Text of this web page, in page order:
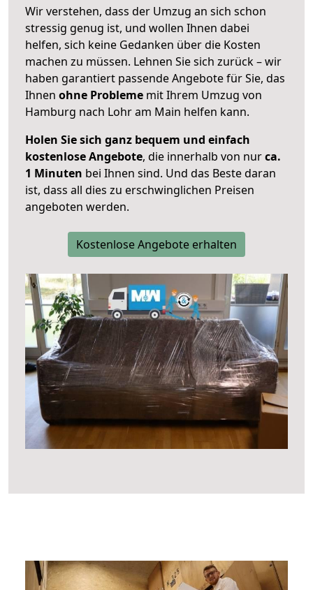
Wir verstehen, dass der Umzug an sich schon
stressig genug ist, und wollen Ihnen dabei
helfen, sich keine Gedanken über die Kosten
machen zu müssen. Lehnen Sie sich zurück – wir
haben garantiert passende Angebote für Sie, das
Ihnen ohne Probleme mit Ihrem Umzug von
Hamburg nach Lohr am Main helfen kann.
Holen Sie sich ganz bequem und einfach
kostenlose Angebote, die innerhalb von nurca.
1 Minuten bei Ihnen sind. Und das Beste daran
ist, dass all dies zu erschwinglichen Preisen
angeboten werden.
Kostenlose Angebote erhalten